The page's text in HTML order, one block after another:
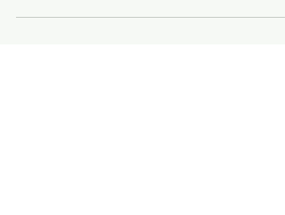
Co.SCOoPP 現代サーカス公演